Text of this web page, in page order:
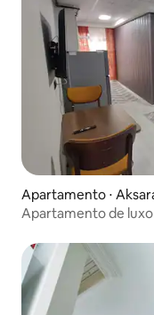
Apartamento ⋅
Apartamento de